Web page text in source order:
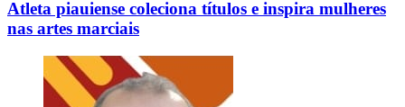
Atleta piauiense coleciona títulos e inspira mulheres
nas artes marciais